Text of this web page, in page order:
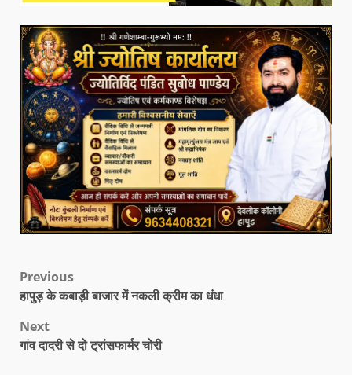
Previous
हापुड़ के कबाड़ी बाजार में नकली क्रीम का धंधा
Next
गांव दादरी से दो ट्रांसफार्मर चोरी